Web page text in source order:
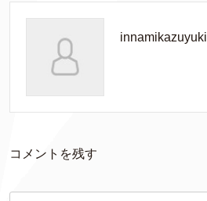
innamikazuyuki
コメントを残す